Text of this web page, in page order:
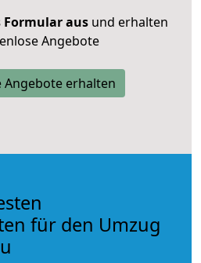
Formular ausund erhalten
Angebote
Angebote erhalten
für den Umzug